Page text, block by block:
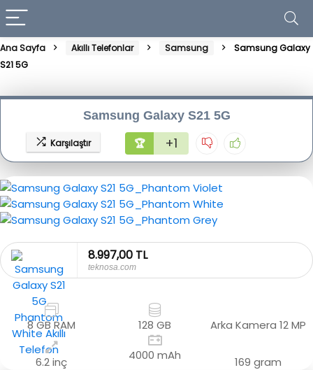
Ana Sayfa Akıllı Telefonlar Samsung
Samsung Galaxy
S21 5G
Samsung Galaxy S21 5G
Karşılaştır 🏆 +1
8.997,00 TL
teknosa.com
8 GB RAM 128 GB Arka Kamera12 MP
6.2 inç 4000 mAh 169 gram